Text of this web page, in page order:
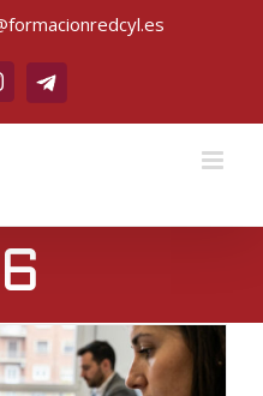
Instagram
Telegram